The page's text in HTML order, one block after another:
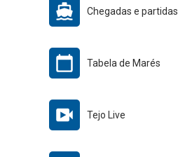
Chegadas e partidas
Tabela de Marés
Tejo Live